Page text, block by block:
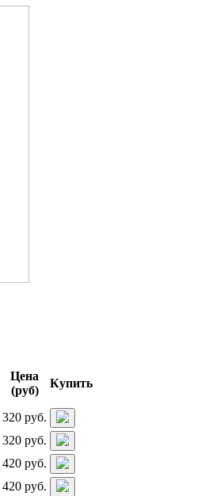
Цена
(руб)
Купить
320 руб.
320 руб.
420 руб.
420 руб.